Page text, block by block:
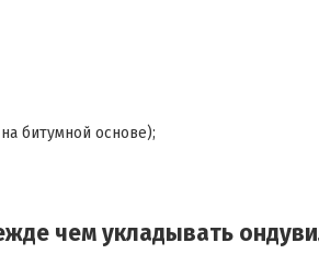
битумной основе);
чем укладывать